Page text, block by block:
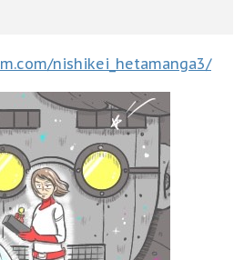
nishikei_hetamanga3/